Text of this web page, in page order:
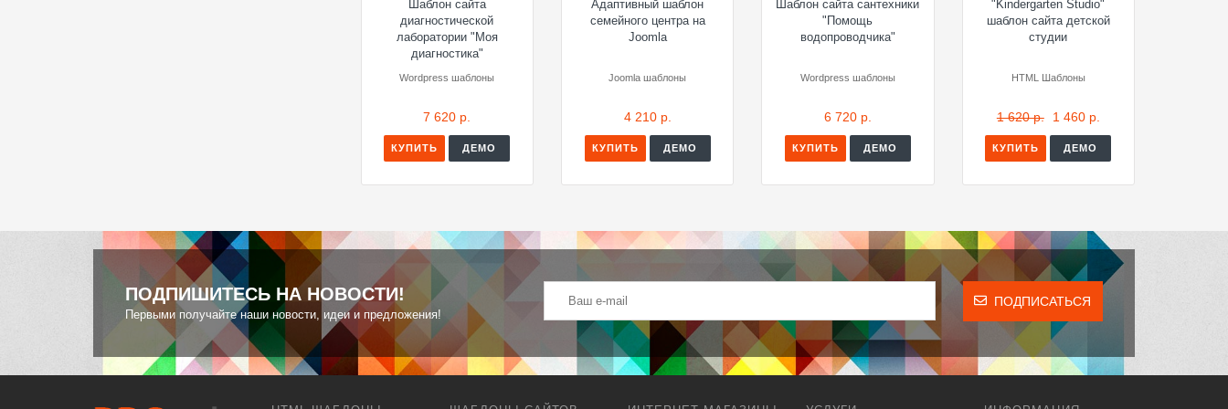
Шаблон сайта
диагностической
лаборатории "Моя
диагностика"
Wordpress шаблоны
7 620 р.
КУПИТЬ ДЕМО
Адаптивный шаблон
семейного центра на
Joomla
Joomla шаблоны
4 210 р.
КУПИТЬ ДЕМО
Шаблон сайта сантехники
"Помощь
водопроводчика"
Wordpress шаблоны
6 720 р.
КУПИТЬ ДЕМО
"Kindergarten Studio"
шаблон сайта детской
студии
HTML Шаблоны
1 620 р. 1 460 р.
КУПИТЬ ДЕМО
ПОДПИШИТЕСЬ НА НОВОСТИ!
Первыми получайте наши новости, идеи и предложения!
ПОДПИСАТЬСЯ